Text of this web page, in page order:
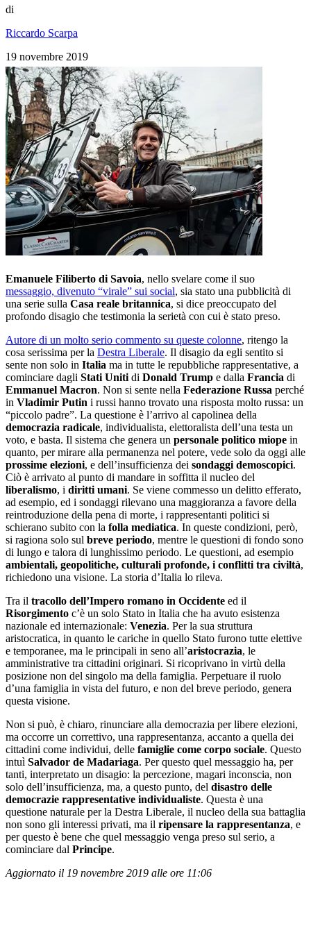
di
Riccardo Scarpa
19 novembre 2019
Emanuele Filiberto di Savoia, nello svelare come il suo
messaggio, divenuto “virale” sui social, sia stato una pubblicità di
una serie sulla Casa reale britannica, si dice preoccupato del
profondo disagio che testimonia la serietà con cui è stato preso.
Autore di un molto serio commento su queste colonne, ritengo la
cosa serissima per la Destra Liberale. Il disagio da egli sentito si
sente non solo in Italia ma in tutte le repubbliche rappresentative, a
cominciare dagli Stati Uniti di Donald Trump e dalla Francia di
Emmanuel Macron. Non si sente nella Federazione Russa perché
in Vladimir Putin i russi hanno trovato una risposta molto russa: un
“piccolo padre”. La questione è l’arrivo al capolinea della
democrazia radicale, individualista, elettoralista dell’una testa un
voto, e basta. Il sistema che genera un personale politico miope in
quanto, per mirare alla permanenza nel potere, vede solo da oggi alle
prossime elezioni, e dell’insufficienza dei sondaggi demoscopici.
Ciò è arrivato al punto di mandare in soffitta il nucleo del
liberalismo, i diritti umani. Se viene commesso un delitto efferato,
ad esempio, ed i sondaggi rilevano una maggioranza a favore della
reintroduzione della pena di morte, i rappresentanti politici si
schierano subito con la folla mediatica. In queste condizioni, però,
si ragiona solo sul breve periodo, mentre le questioni di fondo sono
di lungo e talora di lunghissimo periodo. Le questioni, ad esempio
ambientali, geopolitiche, culturali profonde, i conflitti tra civiltà,
richiedono una visione. La storia d’Italia lo rileva.
Tra il tracollo dell’Impero romano in Occidente ed il
Risorgimento c’è un solo Stato in Italia che ha avuto esistenza
nazionale ed internazionale: Venezia. Per la sua struttura
aristocratica, in quanto le cariche in quello Stato furono tutte elettive
e temporanee, ma le principali in seno all’aristocrazia, le
amministrative tra cittadini originari. Si ricoprivano in virtù della
posizione non del singolo ma della famiglia. Perpetuare il ruolo
d’una famiglia in vista del futuro, e non del breve periodo, genera
questa visione.
Non si può, è chiaro, rinunciare alla democrazia per libere elezioni,
ma occorre un correttivo, una rappresentanza, accanto a quella dei
cittadini come individui, delle famiglie come corpo sociale. Questo
intuì Salvador de Madariaga. Per questo quel messaggio ha, per
tanti, interpretato un disagio: la percezione, magari inconscia, non
solo dell’insufficienza, ma, a questo punto, del disastro delle
democrazie rappresentative individualiste. Questa è una
questione naturale per la Destra Liberale, il nucleo della sua battaglia
non sono gli interessi privati, ma il ripensare la rappresentanza, e
per questo è bene che quel messaggio venga preso sul serio, a
cominciare dal Principe.
Aggiornato il 19 novembre 2019 alle ore 11:06